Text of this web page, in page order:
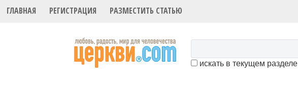
ГЛАВНАЯ РЕГИСТРАЦИЯ РАЗМЕСТИТЬ СТАТЬЮ
искать в текущем разделе